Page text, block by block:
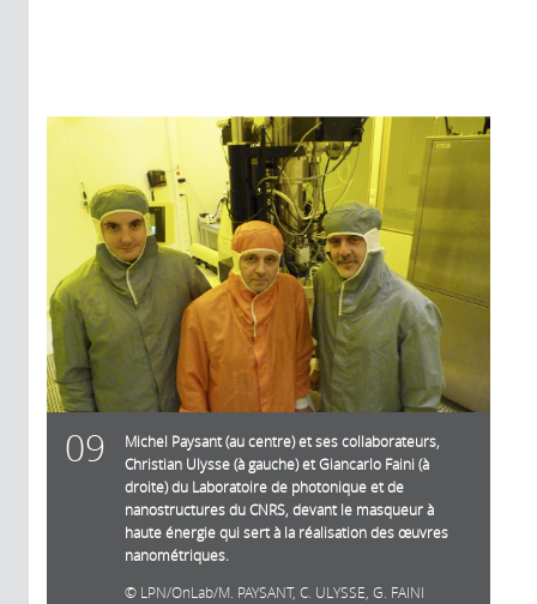
09
Michel Paysant (au centre) et ses collaborateurs,
Christian Ulysse (à gauche) et Giancarlo Faini (à
droite) du Laboratoire de photonique et de
nanostructures du CNRS, devant le masqueur à
haute énergie qui sert à la réalisation des œuvres
nanométriques.
LPN/OnLab/M. PAYSANT, C. ULYSSE, G. FAINI